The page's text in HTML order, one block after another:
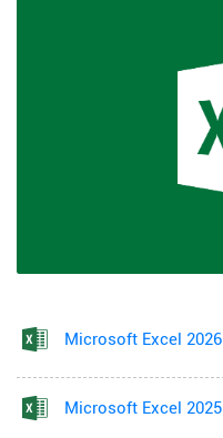
Microsoft Excel 2026
Microsoft Excel 2025